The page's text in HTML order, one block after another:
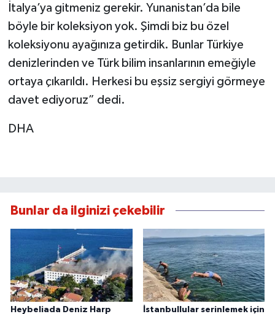
İtalya’ya gitmeniz gerekir. Yunanistan’da bile
böyle bir koleksiyon yok. Şimdi biz bu özel
koleksiyonu ayağınıza getirdik. Bunlar Türkiye
denizlerinden ve Türk bilim insanlarının emeğiyle
ortaya çıkarıldı. Herkesi bu eşsiz sergiyi görmeye
davet ediyoruz” dedi.
DHA
Bunlar da ilginizi çekebilir
Heybeliada Deniz Harp İstanbullular serinlemek için